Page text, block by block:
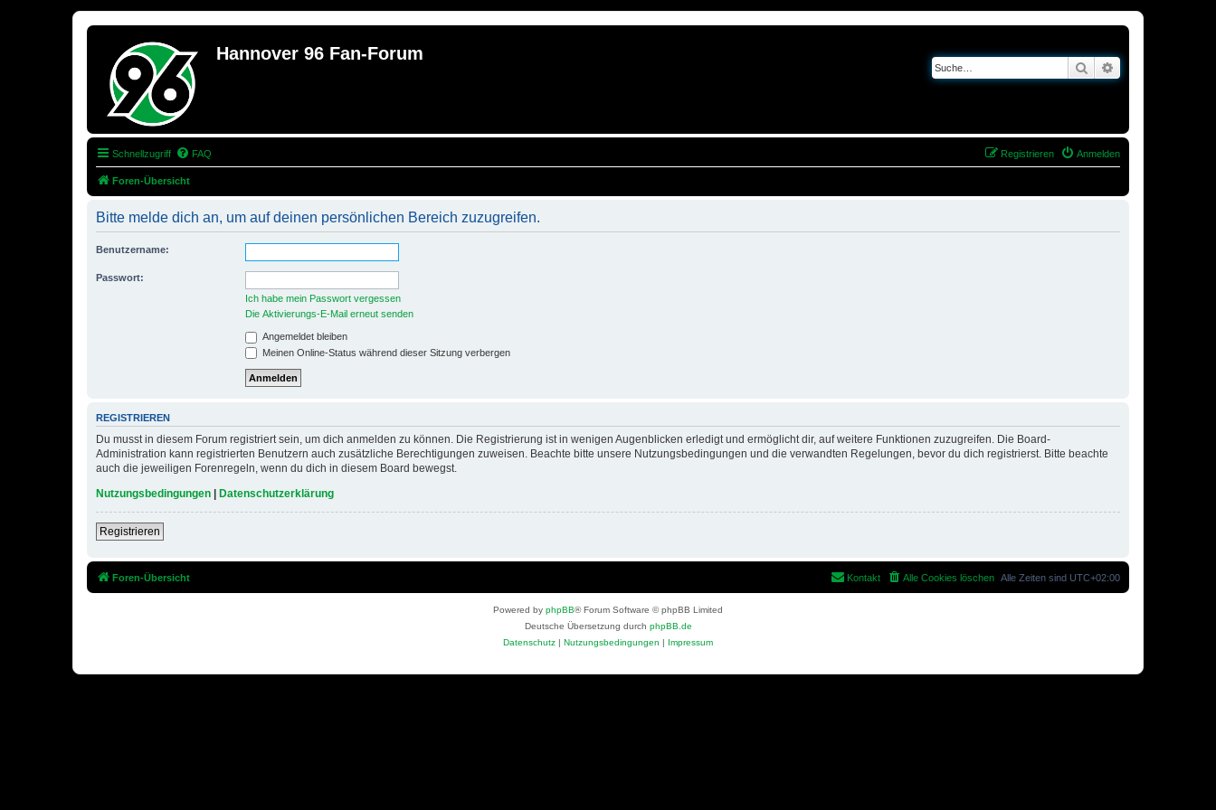
Hannover 96 Fan-Forum
Suche
Schnellzugriff FAQ Anmelden
Registrieren
Foren-Übersicht
Bitte melde dich an, um auf deinen persönlichen Bereich zuzugreifen.
Benutzername:
Passwort:
Ich habe mein Passwort vergessen
Die Aktivierungs-E-Mail erneut senden
Angemeldet bleiben
Meinen Online-Status während dieser Sitzung verbergen
REGISTRIEREN
Du musst in diesem Forum registriert sein, um dich anmelden zu können. Die Registrierung ist in wenigen Augenblicken erledigt und ermöglicht dir, auf weitere Funktionen zuzugreifen. Die Board-
Administration kann registrierten Benutzern auch zusätzliche Berechtigungen zuweisen. Beachte bitte unsere Nutzungsbedingungen und die verwandten Regelungen, bevor du dich registrierst. Bitte beachte
auch die jeweiligen Forenregeln, wenn du dich in diesem Board bewegst.
Nutzungsbedingungen | Datenschutzerklärung
Registrieren
Foren-Übersicht Alle Zeiten sind UTC+02:00
Alle Cookies löschen
Kontakt
Powered by phpBB® Forum Software © phpBB Limited
Deutsche Übersetzung durch phpBB.de
Datenschutz | Nutzungsbedingungen | Impressum